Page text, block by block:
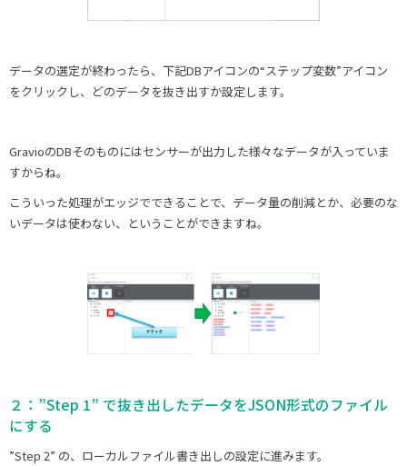
データの選定が終わったら、下記DBアイコンの“ステップ変数”アイコン
をクリックし、どのデータを抜き出すか設定します。
GravioのDBそのものにはセンサーが出力した様々なデータが入っていま
すからね。
こういった処理がエッジでできることで、データ量の削減とか、必要のな
いデータは使わない、ということができますね。
２：”Step 1” で抜き出したデータをJSON形式のファイル
にする
”Step 2” の、ローカルファイル書き出しの設定に進みます。